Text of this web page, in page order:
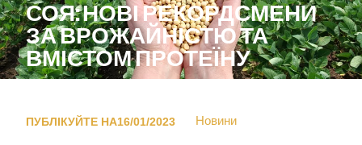
СОЯ: НОВІ РЕКОРДСМЕНИ
ЗА ВРОЖАЙНІСТЮ ТА
ВМІСТОМ ПРОТЕЇНУ
ПУБЛІКУЙТЕ НА16/01/2023 Новини